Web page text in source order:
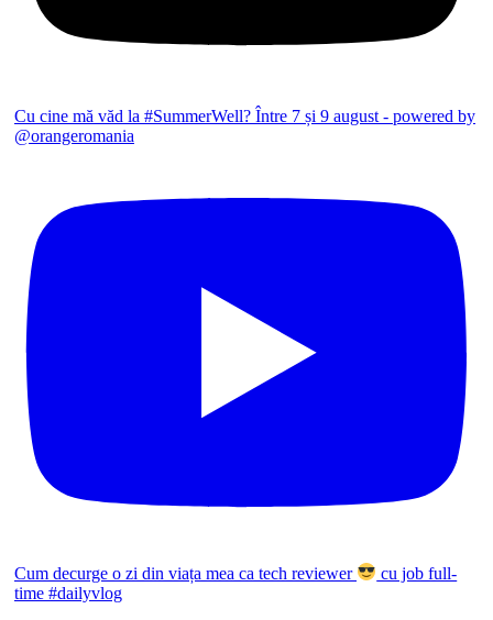
Cu cine mă văd la #SummerWell? Între 7 și 9 august - powered by
@orangeromania
Cum decurge o zi din viața mea ca tech reviewer
cu job full-
time #dailyvlog